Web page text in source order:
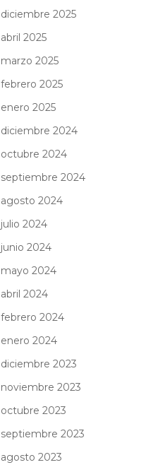
diciembre 2025
abril 2025
marzo 2025
febrero 2025
enero 2025
diciembre 2024
octubre 2024
septiembre 2024
agosto 2024
julio 2024
junio 2024
mayo 2024
abril 2024
febrero 2024
enero 2024
diciembre 2023
noviembre 2023
octubre 2023
septiembre 2023
agosto 2023